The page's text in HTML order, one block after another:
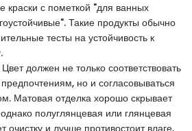
краски с пометкой "для ванных
Такие продукты обычно
тесты на устойчивость к
Цвет должен не только соответствовать
но и согласовываться
Матовая отделка хорошо скрывает
полуглянцевая или глянцевая